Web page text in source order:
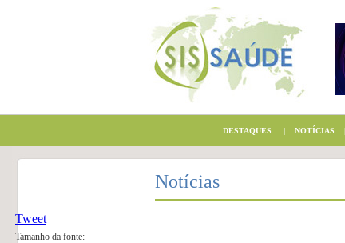
DESTAQUES |NOTÍCIAS |
Notícias
Tweet
Tamanho da fonte: